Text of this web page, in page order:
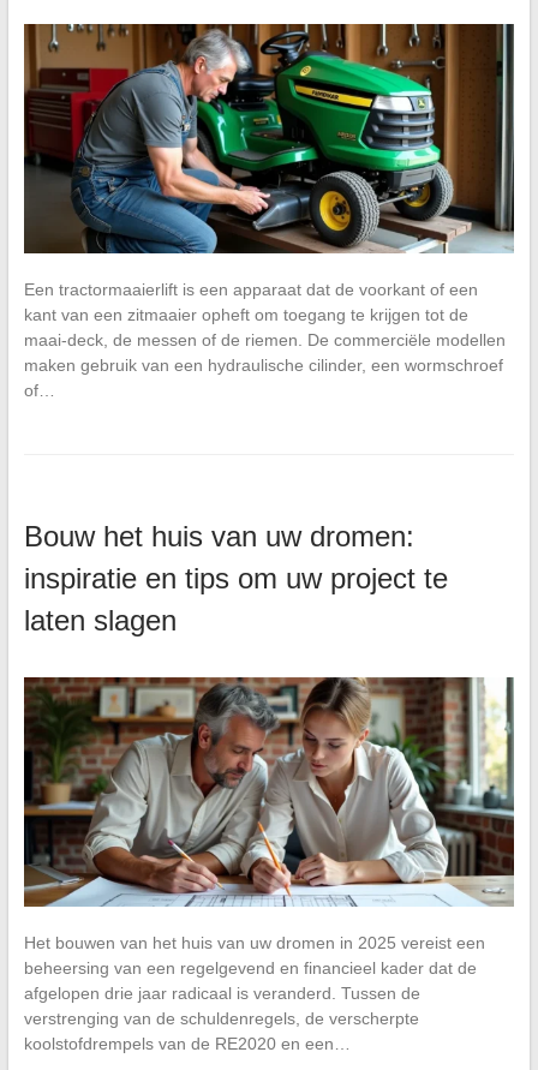
Een tractormaaierlift is een apparaat dat de voorkant of een
kant van een zitmaaier opheft om toegang te krijgen tot de
maai-deck, de messen of de riemen. De commerciële modellen
maken gebruik van een hydraulische cilinder, een wormschroef
of…
Bouw het huis van uw dromen:
inspiratie en tips om uw project te
laten slagen
Het bouwen van het huis van uw dromen in 2025 vereist een
beheersing van een regelgevend en financieel kader dat de
afgelopen drie jaar radicaal is veranderd. Tussen de
verstrenging van de schuldenregels, de verscherpte
koolstofdrempels van de RE2020 en een…